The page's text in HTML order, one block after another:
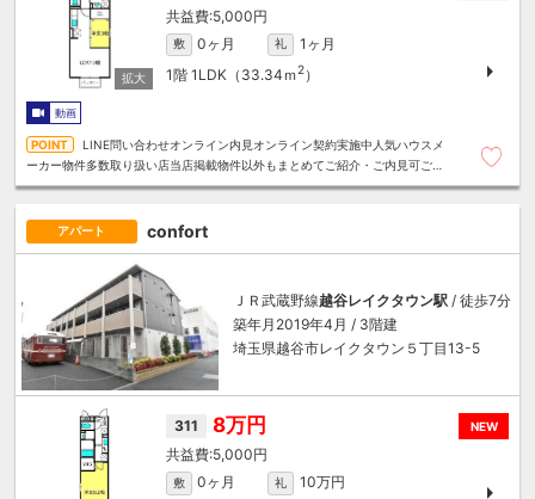
5,000円
敷 0ヶ月 礼
1ヶ月
1階 1LDK（33.34ｍ 2）
動画
LINE問い合わせオンライン内見オンライン契約実施中人気ハウスメ
ーカー物件多数取り扱い店当店掲載物件以外もまとめてご紹介・ご内見可ご予
アパート confort
ＪＲ武蔵野線越谷レイクタウン駅 / 徒歩7分
築年月2019年4月 / 3階建
埼玉県越谷市レイクタウン５丁目13-5
NEW
311 8万円
5,000円
敷 0ヶ月 礼
10万円